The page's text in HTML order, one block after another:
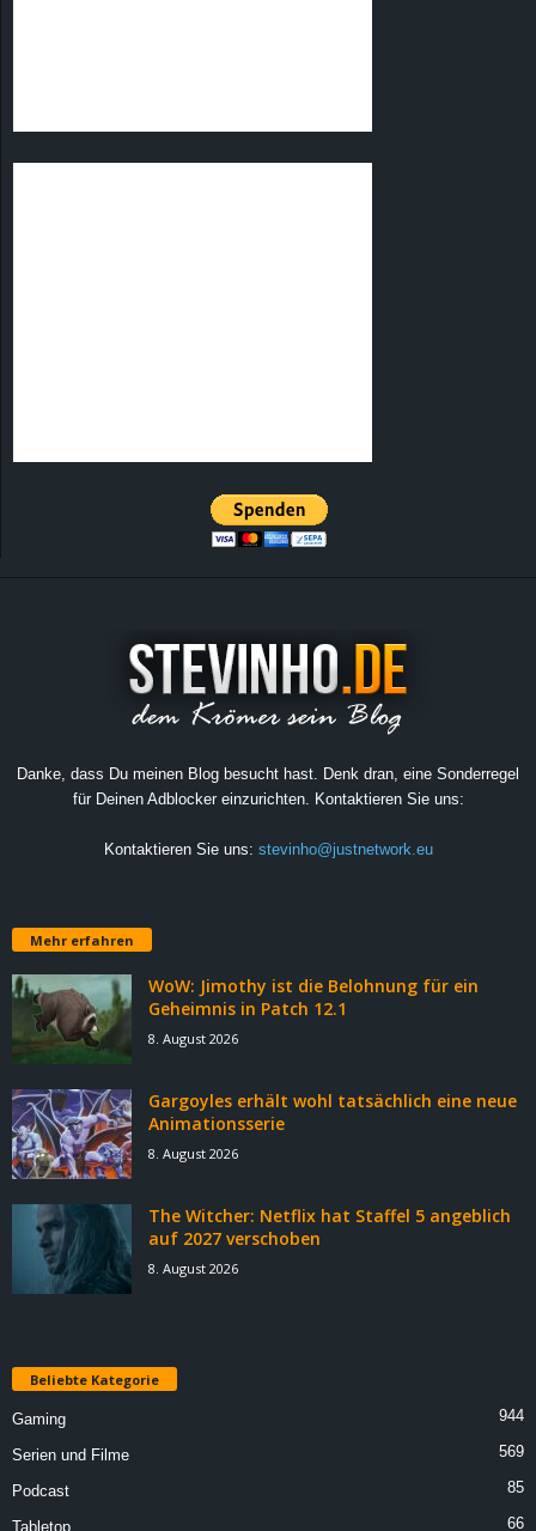
Danke, dass Du meinen Blog besucht hast. Denk dran, eine Sonderregel
für Deinen Adblocker einzurichten. Kontaktieren Sie uns:
Kontaktieren Sie uns: stevinho@justnetwork.eu
Mehr erfahren
WoW: Jimothy ist die Belohnung für ein
Geheimnis in Patch 12.1
8. August 2026
Gargoyles erhält wohl tatsächlich eine neue
Animationsserie
8. August 2026
The Witcher: Netflix hat Staffel 5 angeblich
auf 2027 verschoben
8. August 2026
Beliebte Kategorie
Gaming 944
Serien und Filme 569
Podcast 85
Tabletop 66